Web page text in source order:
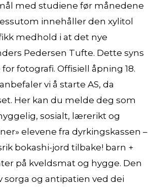
med studiene før månedene
innehåller den xylitol
medhold i at det nye
Pedersen Tufte. Dette syns
fotografi. Offisiell åpning 18.
vi å starte AS, da
Her kan du melde deg som
sosialt, lærerikt og
elevene fra dyrkingskassen –
bokashi-jord tilbake! barn +
på kveldsmat og hygge. Den
og antipatien ved dei